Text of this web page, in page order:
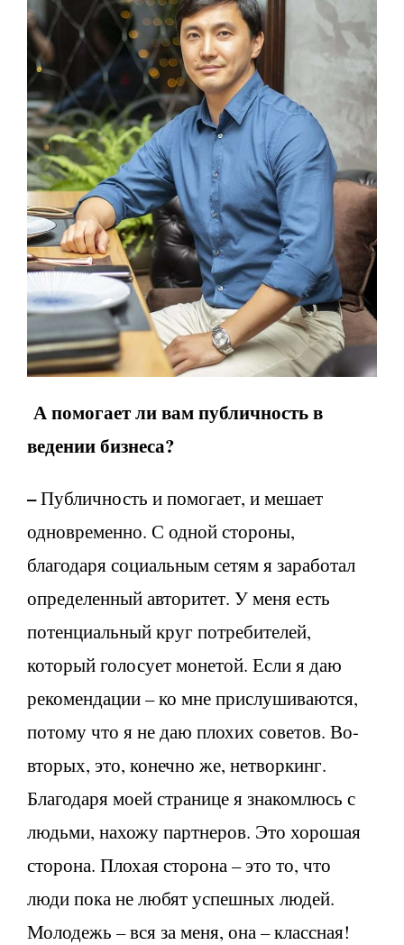
А помогает ли вам публичность в
ведении бизнеса?
–Публичность и помогает, и мешает
одновременно. С одной стороны,
благодаря социальным сетям я заработал
определенный авторитет. У меня есть
потенциальный круг потребителей,
который голосует монетой. Если я даю
рекомендации – ко мне прислушиваются,
потому что я не даю плохих советов. Во-
вторых, это, конечно же, нетворкинг.
Благодаря моей странице я знакомлюсь с
людьми, нахожу партнеров. Это хорошая
сторона. Плохая сторона – это то, что
люди пока не любят успешных людей.
Молодежь – вся за меня, она – классная!